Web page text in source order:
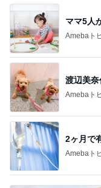
ママ5人
Amebaト
渡辺美
Amebaト
2ヶ月で
Amebaト